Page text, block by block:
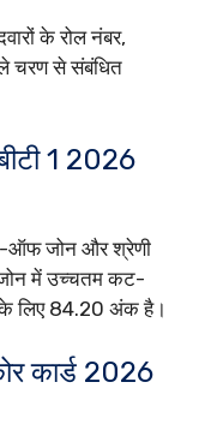
के रोल नंबर,
से संबंधित
1 2026
ऑफ जोन और श्रेणी
में उच्चतम कट-
लिए 84.20 अंक है।
कार्ड 2026